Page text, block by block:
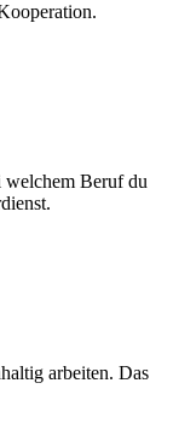
Beruf du
arbeiten. Das